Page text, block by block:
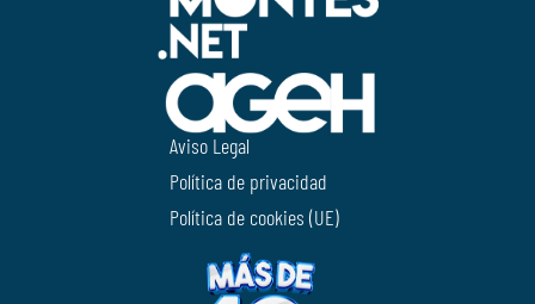
Aviso Legal
Política de privacidad
Política de cookies (UE)